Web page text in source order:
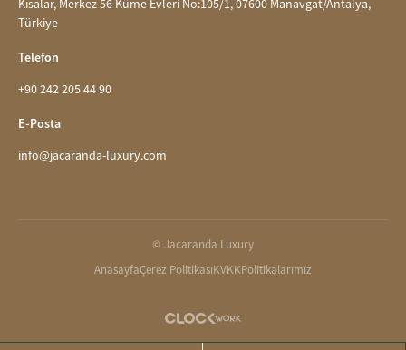
Kısalar, Merkez 56 Küme Evleri No:105/1, 07600 Manavgat/Antalya,
Türkiye
Telefon
+90 242 205 44 90
E-Posta
info@jacaranda-luxury.com
© Jacaranda Luxury
AnasayfaÇerez PolitikasıKVKKPolitikalarımız